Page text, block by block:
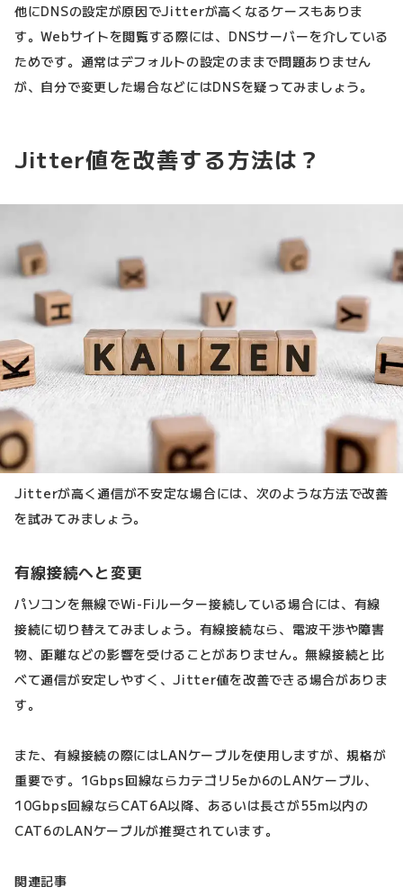
他にDNSの設定が原因でJitterが高くなるケースもありま
す。Webサイトを閲覧する際には、DNSサーバーを介している
ためです。通常はデフォルトの設定のままで問題ありません
が、自分で変更した場合などにはDNSを疑ってみましょう。
Jitter値を改善する方法は？
Jitterが高く通信が不安定な場合には、次のような方法で改善
を試みてみましょう。
有線接続へと変更
パソコンを無線でWi-Fiルーター接続している場合には、有線
接続に切り替えてみましょう。有線接続なら、電波干渉や障害
物、距離などの影響を受けることがありません。無線接続と比
べて通信が安定しやすく、Jitter値を改善できる場合がありま
す。
また、有線接続の際にはLANケーブルを使用しますが、規格が
重要です。1Gbps回線ならカテゴリ5eか6のLANケーブル、
10Gbps回線ならCAT6A以降、あるいは長さが55m以内の
CAT6のLANケーブルが推奨されています。
関連記事